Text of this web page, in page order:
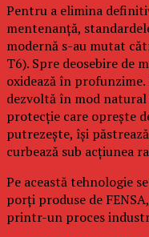
Pentru a elimina
mentenanță,
modernă s-au mutat
T6). Spre deosebire de
oxidează în
dezvoltă în mod
protecție care oprește
putrezește, își
curbează sub acțiunea
Pe această tehnologie
porți produse de
printr-un proces